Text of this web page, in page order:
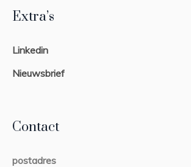
Extra’s
Linkedin
Nieuwsbrief
Contact
postadres